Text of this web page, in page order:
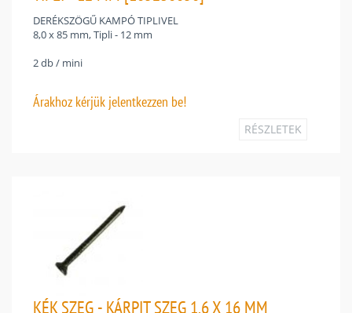
DERÉKSZÖGŰ KAMPÓ TIPLIVEL
8,0 x 85 mm, Tipli - 12 mm
2 db / mini
Árakhoz kérjük jelentkezzen be!
RÉSZLETEK
KÉK SZEG - KÁRPIT SZEG 1,6 X 16 MM